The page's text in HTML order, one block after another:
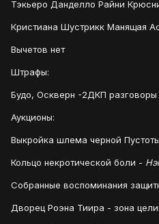
Тэкьеро Данделло Райни
Кристиана Шустрикк Манящая
Вычетов нет
Штрафы:
Будо, Оскверн -2ДКП разговоры
Аукционы:
Выкройка шлема черной
Кольцо некротической боли -
Собранные воспоминания
Дворец Роэна Тиира - зона